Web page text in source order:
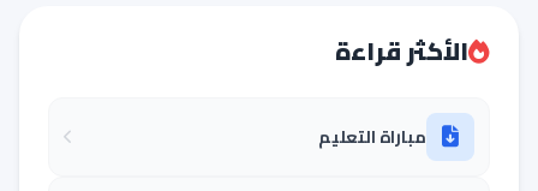
الأكثر قراءة
مباراة التعليم